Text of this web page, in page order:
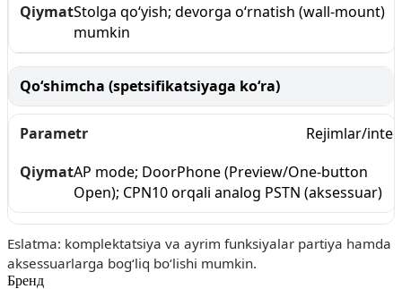
Stolga qo‘yish; devorga o‘rnatish (wall-mount)
mumkin
Qo‘shimcha (spetsifikatsiyaga ko‘ra)
Rejimlar/
AP mode; DoorPhone (Preview/One-button
Open); CPN10 orqali analog PSTN (aksessuar)
Eslatma: komplektatsiya va ayrim funksiyalar partiya hamda
aksessuarlarga bog‘liq bo‘lishi mumkin.
Бренд